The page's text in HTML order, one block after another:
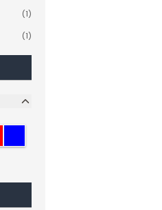
(1)
(1)